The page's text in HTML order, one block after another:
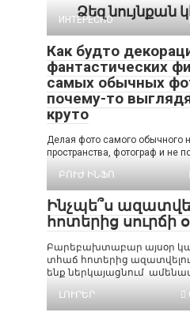
Ձեզ նույնքան
ИНТЕРЕСНО
Как будто
фантастических
самых обычных
почему-то
круто
Делая фото самого обычного
пространства, фотограф и не
ԲՈՒԺ ԻՆՖՈ
Ինչպե՞ս
հոտերից սուրճի
Բարեբախտաբար այսօր
տհաճ հոտերից
ենք ներկայացնում
ԼՈՒՐԵՐ